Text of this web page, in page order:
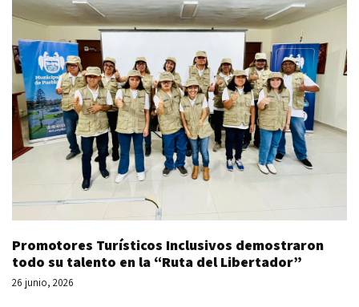
Promotores Turísticos Inclusivos demostraron
todo su talento en la “Ruta del Libertador”
26 junio, 2026